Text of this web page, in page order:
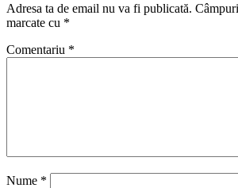
Adresa ta de email nu va fi publicată.
marcate cu *
Comentariu *
Nume *